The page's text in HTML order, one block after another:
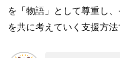
を「物語」として尊重し
を共に考えていく支援方法